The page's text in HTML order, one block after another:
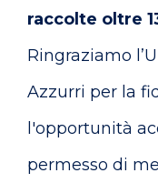
raccolte oltre
Ringraziamo
Azzurri per la
l'opportunità
permesso di